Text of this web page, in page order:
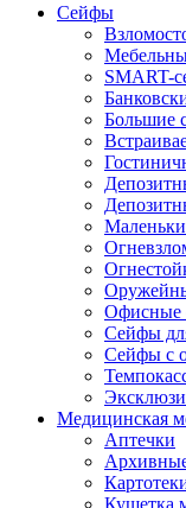
Сейфы
SMART-
Большие
Офисные
Сейфы
Сейфы с
Медицинская
Аптечки
Кушетка